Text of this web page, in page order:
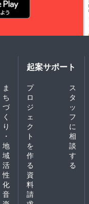
ま
ち
づ
く
り
・
地
域
活
性
化
音
起案サポート
プ
ロ
ジ
ェ
ク
ト
を
作
る
ス
タ
ッ
フ
に
相
談
す
る
資
料
請